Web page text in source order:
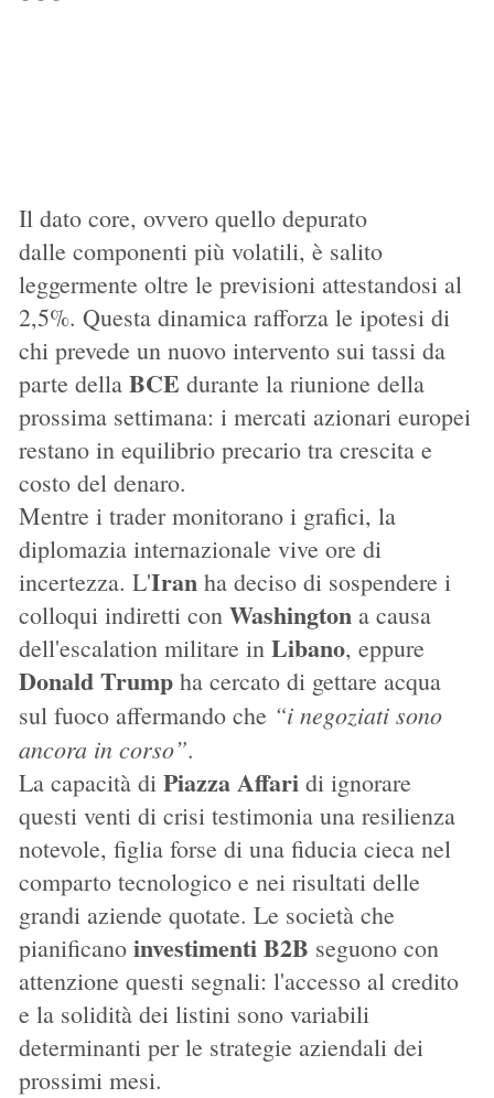
Il dato core, ovvero quello depurato
dalle componenti più volatili, è salito
leggermente oltre le previsioni attestandosi al
2,5%. Questa dinamica rafforza le ipotesi di
chi prevede un nuovo intervento sui tassi da
parte della BCE durante la riunione della
prossima settimana: i mercati azionari europei
restano in equilibrio precario tra crescita e
costo del denaro.
Mentre i trader monitorano i grafici, la
diplomazia internazionale vive ore di
incertezza. L'Iran ha deciso di sospendere i
colloqui indiretti con Washington a causa
dell'escalation militare in Libano, eppure
Donald Trump ha cercato di gettare acqua
sul fuoco affermando che “i negoziati sono
ancora in corso”.
La capacità di Piazza Affari di ignorare
questi venti di crisi testimonia una resilienza
notevole, figlia forse di una fiducia cieca nel
comparto tecnologico e nei risultati delle
grandi aziende quotate. Le società che
pianificano investimenti B2B seguono con
attenzione questi segnali: l'accesso al credito
e la solidità dei listini sono variabili
determinanti per le strategie aziendali dei
prossimi mesi.